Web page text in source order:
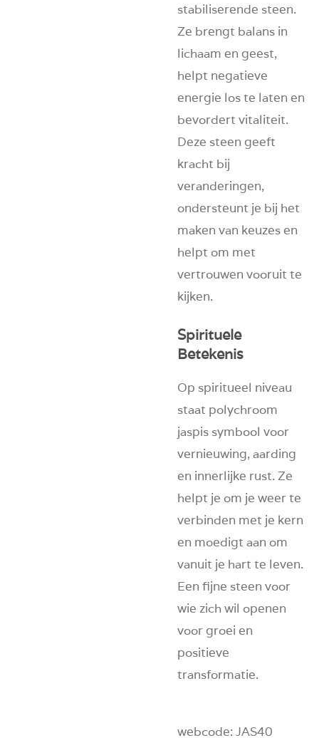
stabiliserende steen.
Ze brengt balans in
lichaam en geest,
helpt negatieve
energie los te laten en
bevordert vitaliteit.
Deze steen geeft
kracht bij
veranderingen,
ondersteunt je bij het
maken van keuzes en
helpt om met
vertrouwen vooruit te
kijken.
Spirituele
Betekenis
Op spiritueel niveau
staat polychroom
jaspis symbool voor
vernieuwing, aarding
en innerlijke rust. Ze
helpt je om je weer te
verbinden met je kern
en moedigt aan om
vanuit je hart te leven.
Een fijne steen voor
wie zich wil openen
voor groei en
positieve
transformatie.
webcode: JAS40